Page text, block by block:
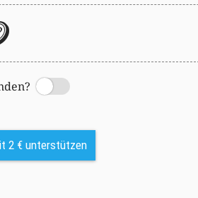
Switch
2 € unterstützen